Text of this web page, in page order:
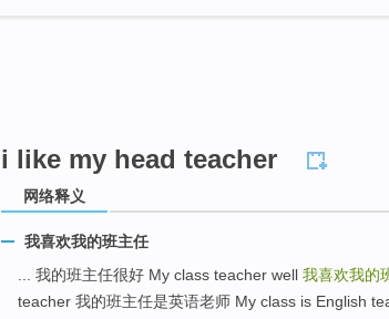
i like my head teacher
网络释义
我喜欢我的班主任
... 我的班主任很好 My class teacher well 我喜欢我的
teacher 我的班主任是英语老师 My class is English